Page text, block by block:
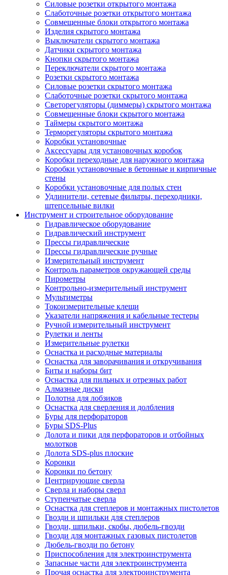
Силовые розетки открытого монтажа
Слаботочные розетки открытого монтажа
Совмещенные блоки открытого монтажа
Изделия скрытого монтажа
Выключатели скрытого монтажа
Датчики скрытого монтажа
Кнопки скрытого монтажа
Переключатели скрытого монтажа
Розетки скрытого монтажа
Силовые розетки скрытого монтажа
Слаботочные розетки скрытого монтажа
Светорегуляторы (диммеры) скрытого монтажа
Совмещенные блоки скрытого монтажа
Таймеры скрытого монтажа
Терморегуляторы скрытого монтажа
Коробки установочные
Аксессуары для установочных коробок
Коробки переходные для наружного монтажа
Коробки установочные в бетонные и кирпичные
стены
Коробки установочные для полых стен
Удлинители, сетевые фильтры, переходники,
штепсельные вилки
Инструмент и строительное оборудование
Гидравлическое оборудование
Гидравлический инструмент
Прессы гидравлические
Прессы гидравлические ручные
Измерительный инструмент
Контроль параметров окружающей среды
Пирометры
Контрольно-измерительный инструмент
Мультиметры
Токоизмерительные клещи
Указатели напряжения и кабельные тестеры
Ручной измерительный инструмент
Рулетки и ленты
Измерительные рулетки
Оснастка и расходные материалы
Оснастка для заворачивания и откручивания
Биты и наборы бит
Оснастка для пильных и отрезных работ
Алмазные диски
Полотна для лобзиков
Оснастка для сверления и долбления
Буры для перфораторов
Буры SDS-Plus
Долота и пики для перфораторов и отбойных
молотков
Долота SDS-plus плоские
Коронки
Коронки по бетону
Центрирующие сверла
Сверла и наборы сверл
Ступенчатые сверла
Оснастка для степлеров и монтажных пистолетов
Гвозди и шпильки для степлеров
Гвозди, шпильки, скобы, дюбель-гвозди
Гвозди для монтажных газовых пистолетов
Дюбель-гвозди по бетону
Приспособления для электроинструмента
Запасные части для электроинструмента
Прочая оснастка для электроинструмента